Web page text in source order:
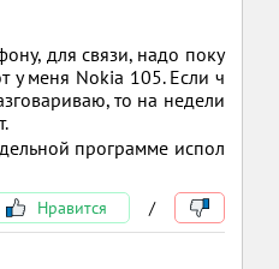
для связи, надо поку
у меня Nokia 105. Если ч
то на недели
программе испол
Нравится /